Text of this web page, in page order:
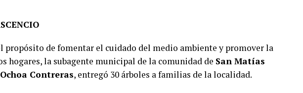
propósito de fomentar el cuidado del medio ambiente y promover la
hogares, la subagente municipal de la comunidad de San Matías
Contreras, entregó 30 árboles a familias de la localidad.